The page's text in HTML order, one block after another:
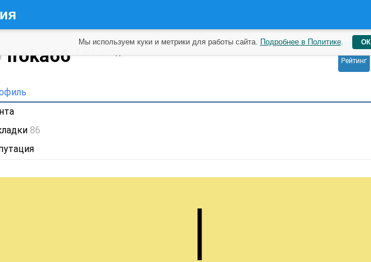
Iroka66 0
Рейтинг
86
Мы используем куки и метрики для работы сайта. Подробнее в Политике. ОК